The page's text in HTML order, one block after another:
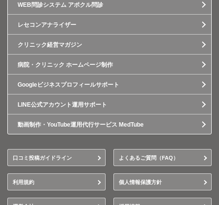
WEB問診システム アポクル問診
レセコンアナライザー
クリニック経営マガジン
病院・クリニック ホームページ制作
Googleビジネスプロフィールサポート
LINE公式アカウント運用サポート
動画制作・YouTube運用代行サービス MedTube
口コミ投稿ガイドライン よくあるご質問（FAQ）
利用規約 個人情報保護方針